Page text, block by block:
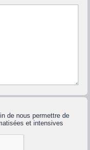
de nous permettre de
et intensives